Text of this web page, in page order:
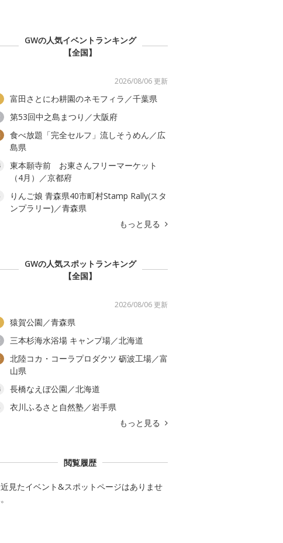
GWの人気イベントランキング
【全国】
2026/08/06 更新
富田さとにわ耕園のネモフィラ／千葉県
第53回中之島まつり／大阪府
食べ放題「完全セルフ」流しそうめん／広
島県
東本願寺前 お東さんフリーマーケット
（4月）／京都府
りんご娘 青森県40市町村Stamp Rally(スタ
ンプラリー)／青森県
もっと見る
GWの人気スポットランキング
【全国】
2026/08/06 更新
猿賀公園／青森県
三本杉海水浴場 キャンプ場／北海道
北陸コカ・コーラプロダクツ 砺波工場／富
山県
長橋なえぼ公園／北海道
衣川ふるさと自然塾／岩手県
もっと見る
閲覧履歴
見たイベント&スポットページはありませ